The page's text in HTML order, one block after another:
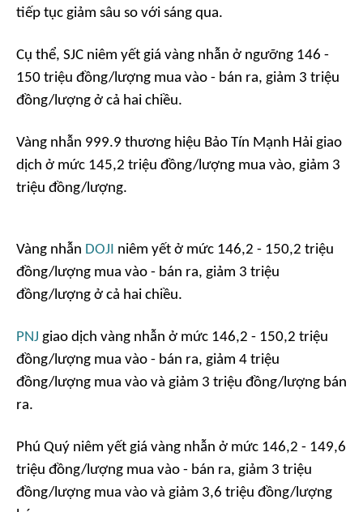
tiếp tục giảm sâu so với sáng qua.
Cụ thể, SJC niêm yết giá vàng nhẫn ở ngưỡng 146 -
150 triệu đồng/lượng mua vào - bán ra, giảm 3 triệu
đồng/lượng ở cả hai chiều.
Vàng nhẫn 999.9 thương hiệu Bảo Tín Mạnh Hải giao
dịch ở mức 145,2 triệu đồng/lượng mua vào, giảm 3
triệu đồng/lượng.
Vàng nhẫn DOJI niêm yết ở mức 146,2 - 150,2 triệu
đồng/lượng mua vào - bán ra, giảm 3 triệu
đồng/lượng ở cả hai chiều.
PNJ giao dịch vàng nhẫn ở mức 146,2 - 150,2 triệu
đồng/lượng mua vào - bán ra, giảm 4 triệu
đồng/lượng mua vào và giảm 3 triệu đồng/lượng bán
ra.
Phú Quý niêm yết giá vàng nhẫn ở mức 146,2 - 149,6
triệu đồng/lượng mua vào - bán ra, giảm 3 triệu
đồng/lượng mua vào và giảm 3,6 triệu đồng/lượng